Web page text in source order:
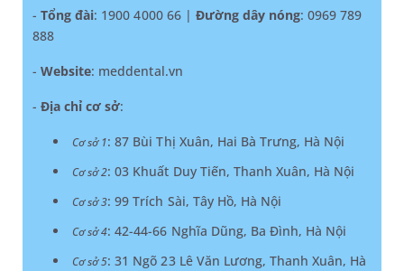
-Tổng đài: 1900 4000 66 | Đường dây nóng: 0969 789
888
-Website: meddental.vn
-Địa chỉ cơ sở:
Cơ sở 1: 87 Bùi Thị Xuân, Hai Bà Trưng, Hà Nội
Cơ sở 2: 03 Khuất Duy Tiến, Thanh Xuân, Hà Nội
Cơ sở 3: 99 Trích Sài, Tây Hồ, Hà Nội
Cơ sở 4: 42-44-66 Nghĩa Dũng, Ba Đình, Hà Nội
Cơ sở 5: 31 Ngõ 23 Lê Văn Lương, Thanh Xuân, Hà